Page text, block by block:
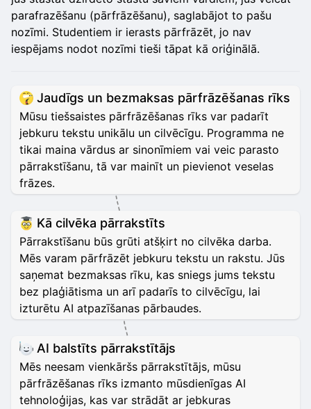
parafrazēšanu (pārfrāzēšanu), saglabājot to pašu
nozīmi. Studentiem ir ierasts pārfrāzēt, jo nav
iespējams nodot nozīmi tieši tāpat kā oriģinālā.
Jaudīgs un bezmaksas pārfrāzēšanas rīks
Mūsu tiešsaistes pārfrāzēšanas rīks var padarīt
jebkuru tekstu unikālu un cilvēcīgu. Programma ne
tikai maina vārdus ar sinonīmiem vai veic parasto
pārrakstīšanu, tā var mainīt un pievienot veselas
frāzes.
Kā cilvēka pārrakstīts
Pārrakstīšanu būs grūti atšķirt no cilvēka darba.
Mēs varam pārfrāzēt jebkuru tekstu un rakstu. Jūs
saņemat bezmaksas rīku, kas sniegs jums tekstu
bez plaģiātisma un arī padarīs to cilvēcīgu, lai
izturētu AI atpazīšanas pārbaudes.
AI balstīts pārrakstītājs
Mēs neesam vienkāršs pārrakstītājs, mūsu
pārfrāzēšanas rīks izmanto mūsdienīgas AI
tehnoloģijas, kas var strādāt ar jebkuras